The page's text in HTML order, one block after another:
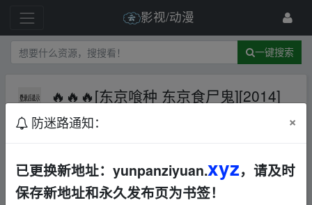
影视/动漫
一键搜索
🔥🔥🔥[东京喰种 东京食尸鬼][2014]
[S1][1080p][简体中文]
盘 日本
防迷路通知： ×
已更换新地址：yunpanziyuan.xyz，请及时
保存新地址和永久发布页为书签！